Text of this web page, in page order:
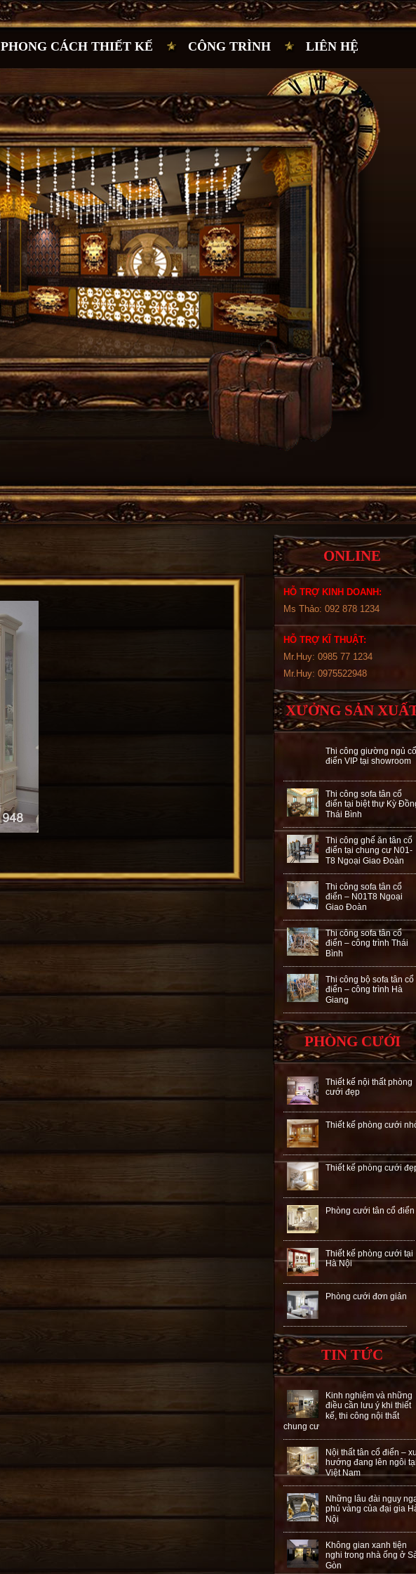
PHONG CÁCH THIẾT KẾ CÔNG TRÌNH LIÊN HỆ
ONLINE
HỖ TRỢ KINH DOANH:
Ms Thảo: 092 878 1234
HỖ TRỢ KĨ THUẬT:
Mr.Huy: 0985 77 1234
Mr.Huy: 0975522948
XƯỞNG SẢN
Thi công giường ngủ cổ
điển VIP tại showroom
Thi công sofa tân cổ
điển tại biệt thự Kỳ
Thái Bình
Thi công ghế ăn tân cổ
điển tại chung cư N01-
T8 Ngoại Giao Đoàn
Thi công sofa tân cổ
điển – N01T8 Ngoại
Giao Đoàn
Thi công sofa tân cổ
điển – công trình Thái
Bình
Thi công bộ sofa tân cổ
điển – công trình Hà
Giang
PHÒNG CƯỚI
Thiết kế nội thất phòng
cưới đẹp
Thiết kế phòng cưới
Thiết kế phòng cưới
Phòng cưới tân cổ điển
Thiết kế phòng cưới tại
Hà Nội
Phòng cưới đơn giản
TIN TỨC
Kinh nghiệm và những
điều cần lưu ý khi thiết
kế, thi công nội thất
chung cư
Nội thất tân cổ điển –
hướng đang lên ngôi
Việt Nam
Những lâu đài nguy
phủ vàng của đại gia
Nội
Không gian xanh tiện
nghi trong nhà ống ở
Gòn